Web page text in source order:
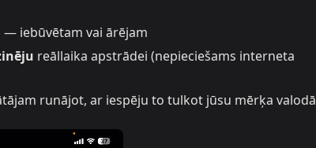
— iebūvētam vai ārējam
reāllaika apstrādei (nepieciešams interneta
runājot, ar iespēju to tulkot jūsu mērķa valodā